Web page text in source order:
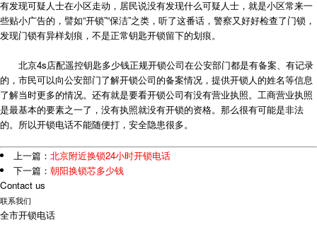
有发现可疑人士在小区走动，居民说没有发现什么可疑人士，就是小区常来一
些贴小广告的，譬如“开锁”“保洁”之类，听了这番话，警察又好好检查了门锁，
发现门锁有异样划痕，不是正常钥匙开锁留下的划痕。
北京4s店配遥控钥匙多少钱正规开锁公司在公安部门都是有备案、有记录
的，市民可以向公安部门了解开锁公司的备案情况，提供开锁人的姓名等信息
了解当时更多的情况。还有就是要看开锁公司有没有营业执照。工商营业执照
是最基本的要素之一了，没有执照就没有开锁的资格。那么很有可能是非法
的。所以开锁电话不能随便打，安全隐患很多。
上一篇：北京附近换锁24小时开锁电话
下一篇：朝阳换锁芯多少钱
Contact us
联系我们
全市开锁电话